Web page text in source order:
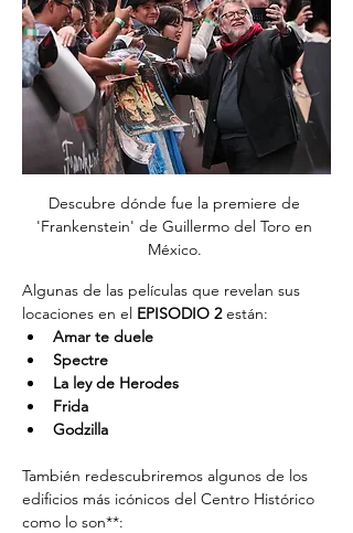
Descubre dónde fue la premiere de
'Frankenstein' de Guillermo del Toro en
México.
Algunas de las películas que revelan sus
locaciones en el EPISODIO 2 están:
Amar te duele
Spectre
La ley de Herodes
Frida
Godzilla
También redescubriremos algunos de los
edificios más icónicos del Centro Histórico
como lo son**: